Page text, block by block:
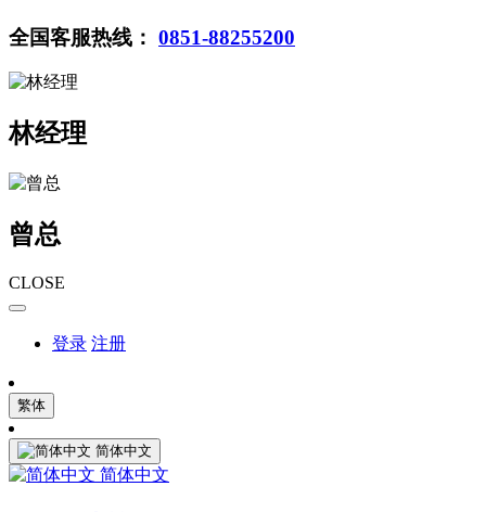
全国客服热线： 0851-88255200
林经理
曾总
CLOSE
登录 注册
繁体
简体中文
简体中文